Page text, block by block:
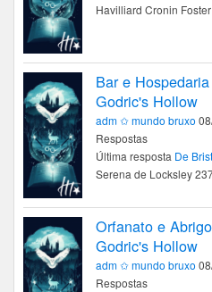
Havilliard Cronin
Bar e
Godric's Hollow
adm ✩ mundo bruxo
Respostas
Última resposta De
Serena de Locksley
Orfanato e
Godric's Hollow
adm ✩ mundo bruxo
Respostas